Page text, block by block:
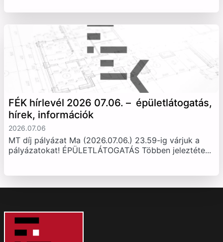
FÉK hírlevél 2026 07.06. – épületlátogatás,
hírek, információk
2026.07.06
MT díj pályázat Ma (2026.07.06.) 23.59-ig várjuk a
pályázatokat! ÉPÜLETLÁTOGATÁS Többen jeleztéte...